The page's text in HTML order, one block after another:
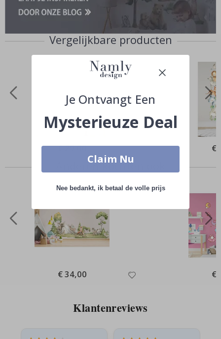
Vergelijkbare producten
Special
€ 29,00 €
Anderen kochten ook
Special
Price
€ 34,00 €
Klantenreviews
Je Ontvangt Een
Mysterieuze Deal
Claim Nu
Nee bedankt, ik betaal de volle prijs